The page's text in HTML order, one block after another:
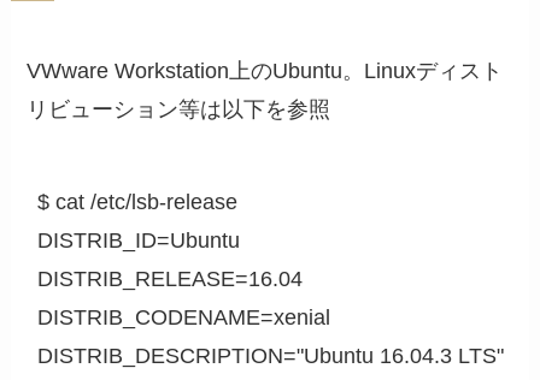
VWware Workstation上のUbuntu。Linuxディスト
リビューション等は以下を参照
$ cat /etc/lsb-release
DISTRIB_ID=Ubuntu
DISTRIB_RELEASE=16.04
DISTRIB_CODENAME=xenial
DISTRIB_DESCRIPTION="Ubuntu 16.04.3 LTS"